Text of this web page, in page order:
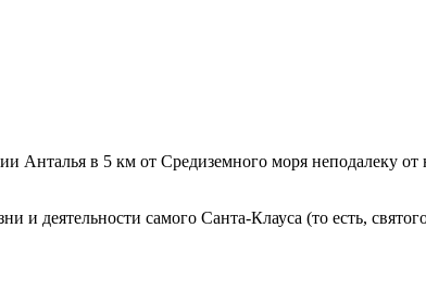
Анталья в 5 км от Средиземного моря неподалеку от
и деятельности самого Санта-Клауса (то есть,